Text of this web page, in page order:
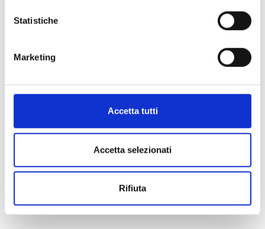
Statistiche
Marketing
Accetta tutti
Accetta selezionati
Rifiuta
ART: GKFG21/2
Giunto Flessibile GKF 2 1/2" - 76.1mm gvz